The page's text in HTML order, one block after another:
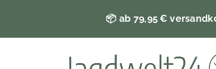
📦 ab 79,95 €